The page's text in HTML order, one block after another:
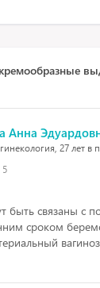
Анна
27 лет в
5
быть связаны с
сроком